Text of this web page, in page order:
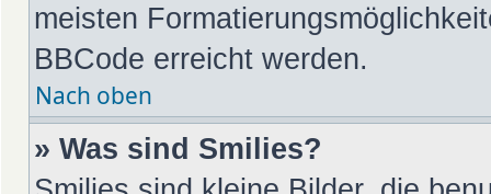
meisten
BBCode erreicht werden.
Nach oben
» Was sind Smilies?